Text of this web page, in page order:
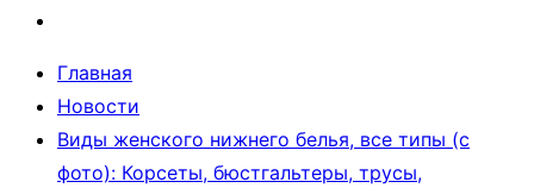
Главная
Новости
Виды женского нижнего белья, все типы (с
фото): Корсеты, бюстгальтеры, трусы,